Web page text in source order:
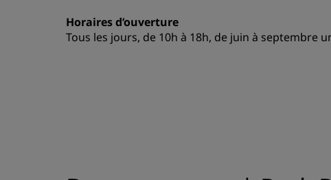
Horaires d’ouverture
Tous les jours, de 10h à 18h, de juin à septembre